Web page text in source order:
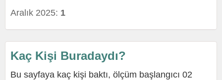
Aralık 2025: 1
Kaç Kişi Buradaydı?
Bu sayfaya kaç kişi baktı, ölçüm başlangıcı 02